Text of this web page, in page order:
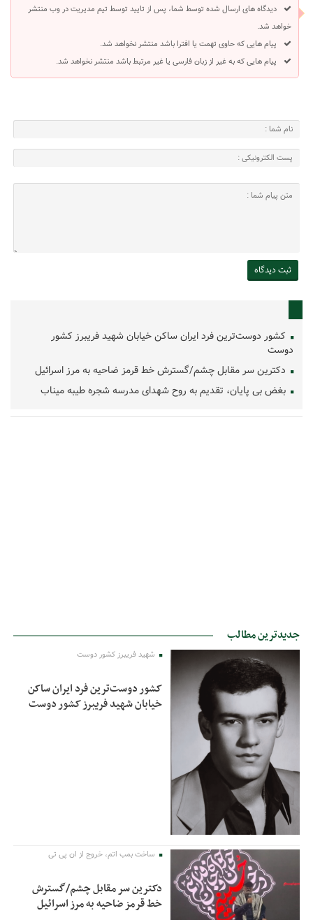
دیدگاه های ارسال شده توسط شما، پس از تایید توسط تیم مدیریت در وب منتشر
خواهد شد.
پیام هایی که حاوی تهمت یا افترا باشد منتشر نخواهد شد.
پیام هایی که به غیر از زبان فارسی یا غیر مرتبط باشد منتشر نخواهد شد.
کشور دوست‌ترین فرد ایران ساکن خیابان شهید فریبرز کشور
دوست
دکترین سر مقابل چشم/گسترش خط قرمز ضاحیه به مرز اسرائیل
بغض بی پایان، تقدیم به روح شهدای مدرسه شجره طیبه میناب
جدیدترین مطالب
شهید فریبرز کشور دوست
کشور دوست‌ترین فرد ایران ساکن
خیابان شهید فریبرز کشور دوست
ساخت بمب اتم، خروج از ان پی تی
دکترین سر مقابل چشم/گسترش
خط قرمز ضاحیه به مرز اسرائیل